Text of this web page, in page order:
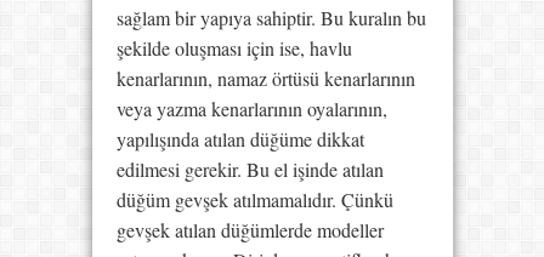
sağlam bir yapıya sahiptir. Bu kuralın bu
şekilde oluşması için ise, havlu
kenarlarının, namaz örtüsü kenarlarının
veya yazma kenarlarının oyalarının,
yapılışında atılan düğüme dikkat
edilmesi gerekir. Bu el işinde atılan
düğüm gevşek atılmamalıdır. Çünkü
gevşek atılan düğümlerde modeller